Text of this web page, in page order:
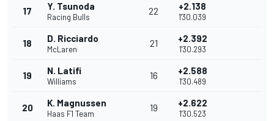
17 Y. Tsunoda
Racing Bulls
22 +2.138
1'30.039
18 D. Ricciardo
McLaren
21 +2.392
1'30.293
19 N. Latifi
Williams
16 +2.588
1'30.489
20 K. Magnussen
Haas F1 Team
19 +2.622
1'30.523